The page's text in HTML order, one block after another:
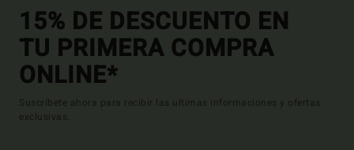
15% DE DESCUENTO EN
TU PRIMERA COMPRA
ONLINE*
Suscríbete ahora para recibir las ultimas informaciones y ofertas
exclusivas.